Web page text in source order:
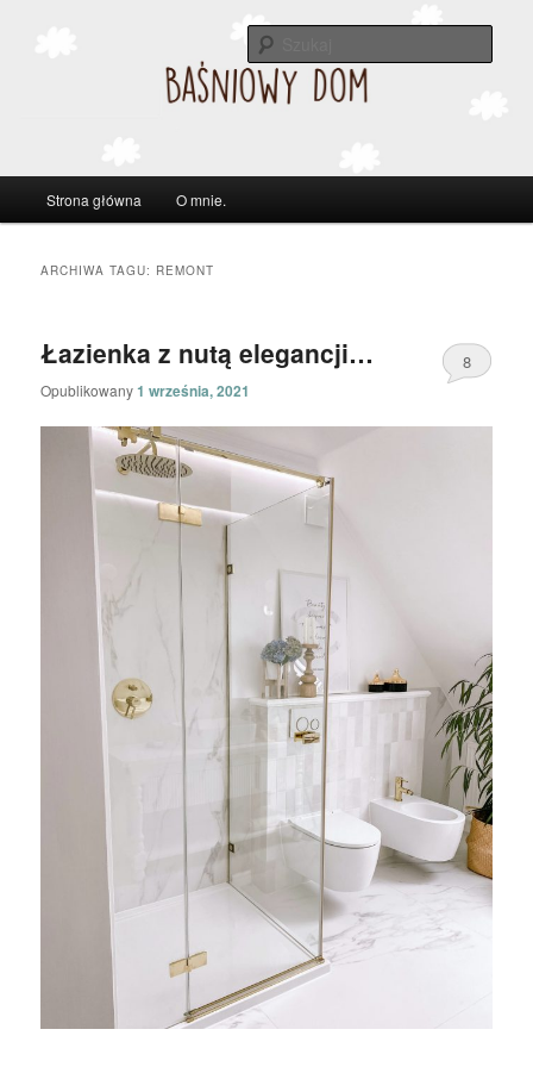
Przeskocz
Przeskocz
Strona główna O mnie.
ARCHIWA TAGU: REMONT
Łazienka z nutą elegancji…
Opublikowany1 września, 2021
8